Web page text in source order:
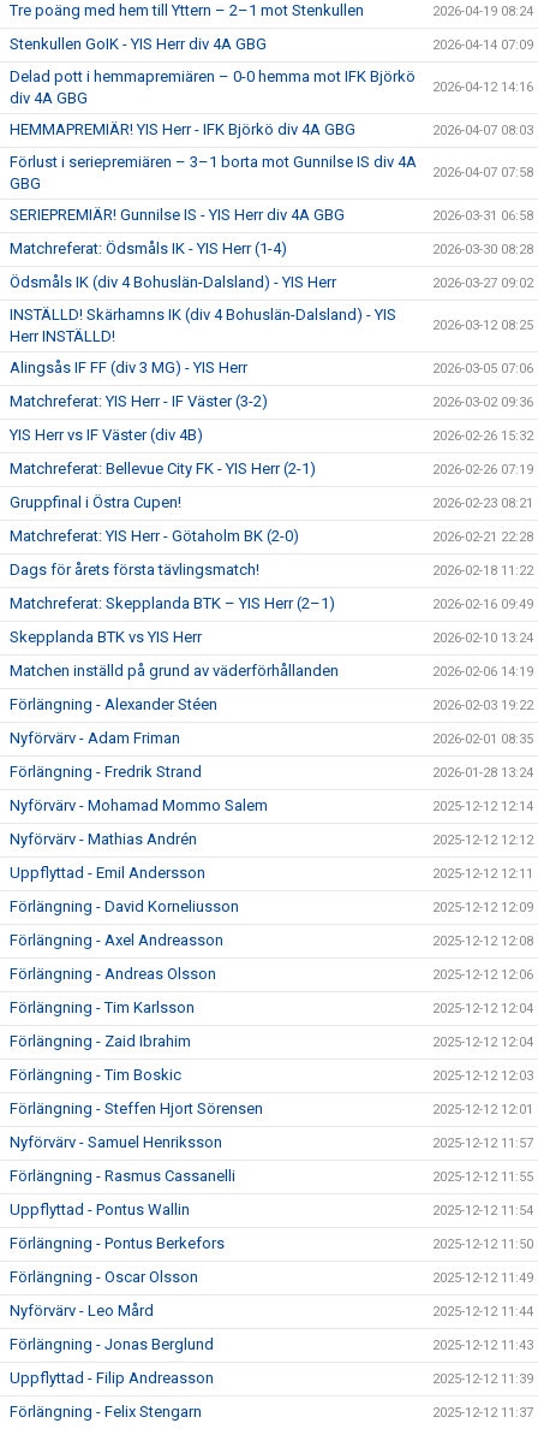
Tre poäng med hem till Yttern – 2–1 mot Stenkullen 2026-04-19 08:24
Stenkullen GoIK - YIS Herr div 4A GBG 2026-04-14 07:09
Delad pott i hemmapremiären – 0-0 hemma mot IFK Björkö
div 4A GBG
2026-04-12 14:16
HEMMAPREMIÄR! YIS Herr - IFK Björkö div 4A GBG 2026-04-07 08:03
Förlust i seriepremiären – 3–1 borta mot Gunnilse IS div 4A
GBG
2026-04-07 07:58
SERIEPREMIÄR! Gunnilse IS - YIS Herr div 4A GBG 2026-03-31 06:58
Matchreferat: Ödsmåls IK - YIS Herr (1-4) 2026-03-30 08:28
Ödsmåls IK (div 4 Bohuslän-Dalsland) - YIS Herr 2026-03-27 09:02
INSTÄLLD! Skärhamns IK (div 4 Bohuslän-Dalsland) - YIS
Herr INSTÄLLD!
2026-03-12 08:25
Alingsås IF FF (div 3 MG) - YIS Herr 2026-03-05 07:06
Matchreferat: YIS Herr - IF Väster (3-2) 2026-03-02 09:36
YIS Herr vs IF Väster (div 4B) 2026-02-26 15:32
Matchreferat: Bellevue City FK - YIS Herr (2-1) 2026-02-26 07:19
Gruppfinal i Östra Cupen! 2026-02-23 08:21
Matchreferat: YIS Herr - Götaholm BK (2-0) 2026-02-21 22:28
Dags för årets första tävlingsmatch! 2026-02-18 11:22
Matchreferat: Skepplanda BTK – YIS Herr (2–1) 2026-02-16 09:49
Skepplanda BTK vs YIS Herr 2026-02-10 13:24
Matchen inställd på grund av väderförhållanden 2026-02-06 14:19
Förlängning - Alexander Stéen 2026-02-03 19:22
Nyförvärv - Adam Friman 2026-02-01 08:35
Förlängning - Fredrik Strand 2026-01-28 13:24
Nyförvärv - Mohamad Mommo Salem 2025-12-12 12:14
Nyförvärv - Mathias Andrén 2025-12-12 12:12
Uppflyttad - Emil Andersson 2025-12-12 12:11
Förlängning - David Korneliusson 2025-12-12 12:09
Förlängning - Axel Andreasson 2025-12-12 12:08
Förlängning - Andreas Olsson 2025-12-12 12:06
Förlängning - Tim Karlsson 2025-12-12 12:04
Förlängning - Zaid Ibrahim 2025-12-12 12:04
Förlängning - Tim Boskic 2025-12-12 12:03
Förlängning - Steffen Hjort Sörensen 2025-12-12 12:01
Nyförvärv - Samuel Henriksson 2025-12-12 11:57
Förlängning - Rasmus Cassanelli 2025-12-12 11:55
Uppflyttad - Pontus Wallin 2025-12-12 11:54
Förlängning - Pontus Berkefors 2025-12-12 11:50
Förlängning - Oscar Olsson 2025-12-12 11:49
Nyförvärv - Leo Mård 2025-12-12 11:44
Förlängning - Jonas Berglund 2025-12-12 11:43
Uppflyttad - Filip Andreasson 2025-12-12 11:39
Förlängning - Felix Stengarn 2025-12-12 11:37